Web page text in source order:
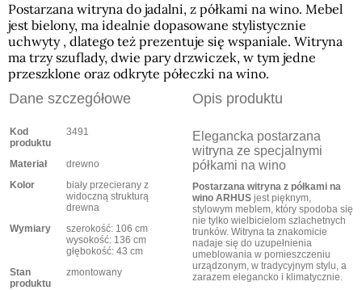
Postarzana witryna do jadalni, z półkami na wino. Mebel
jest bielony, ma idealnie dopasowane stylistycznie
uchwyty , dlatego też prezentuje się wspaniale. Witryna
ma trzy szuflady, dwie pary drzwiczek, w tym jedne
przeszklone oraz odkryte półeczki na wino.
Dane szczegółowe
Opis produktu
Kod
produktu
3491
Materiał
drewno
Kolor
biały przecierany z
widoczną strukturą
drewna
Wymiary
szerokość: 106 cm
wysokość: 136 cm
głębokość: 43 cm
Stan
produktu
zmontowany
Elegancka postarzana
witryna ze specjalnymi
półkami na wino
Postarzana witryna z półkami na
wino ARHUS jest pięknym,
stylowym meblem, który spodoba się
nie tylko wielbicielom szlachetnych
trunków. Witryna ta znakomicie
nadaje się do uzupełnienia
umeblowania w pomieszczeniu
urządzonym, w tradycyjnym stylu, a
zarazem elegancko i klimatycznie.